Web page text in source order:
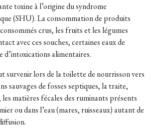
toxine à l’origine du syndrome
(SHU). La consommation de produits
crus, les fruits et les légumes
avec ces souches, certaines eaux de
d’intoxications alimentaires.
survenir lors de la toilette de nourrisson vers
sauvages de fosses septiques, la traite,
les matières fécales des ruminants présents
ou dans l’eau (mares, ruisseaux) autant de